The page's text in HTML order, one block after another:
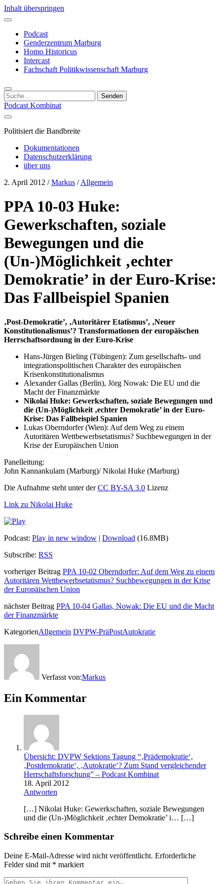
Inhalt überspringen
Podcast
Genderzentrum Marburg
Homo Historicus
Intercast
Fachschaft Politikwissenschaft Marburg
Suchen
nach:
Podcast Kombinat
Politisiert die Bandbreite
Dokumentationen
Datenschutzerklärung
über uns
2. April 2012 /Markus /Allgemein
PPA 10-03 Huke:
Gewerkschaften, soziale
Bewegungen und die
(Un-)Möglichkeit ‚echter
Demokratie’ in der Euro-Krise:
Das Fallbeispiel Spanien
‚Post-Demokratie’, ‚Autoritärer Etatismus’, ‚Neuer
Konstitutionalismus’? Transformationen der europäischen
Herrschaftsordnung in der Euro-Krise
Hans-Jürgen Bieling (Tübingen): Zum gesellschafts- und
integrationspolitischen Charakter des europäischen
Krisenkonstitutionalismus
Alexander Gallas (Berlin), Jörg Nowak: Die EU und die
Macht der Finanzmärkte
Nikolai Huke: Gewerkschaften, soziale Bewegungen und
die (Un-)Möglichkeit ‚echter Demokratie’ in der Euro-
Krise: Das Fallbeispiel Spanien
Lukas Oberndorfer (Wien): Auf dem Weg zu einem
Autoritären Wettbewerbsetatismus? Suchbewegungen in der
Krise der Europäischen Union
Panelleitung:
John Kannankulam (Marburg)/ Nikolai Huke (Marburg)
Die Aufnahme steht unter derCC BY-SA 3.0 Lizenz
Link zu Nikolai Huke
Podcast: Play in new window | Download (16.8MB)
Subscribe: RSS
vorheriger Beitrag PPA 10-02 Oberndorfer: Auf dem Weg zu einem
Autoritären Wettbewerbsetatismus? Suchbewegungen in der Krise
der Europäischen Union
nächster Beitrag PPA 10-04 Gallas, Nowak: Die EU und die Macht
der Finanzmärkte
KategorienAllgemein DVPW-PräPostAutokratie
Verfasst von:Markus
Ein Kommentar
Übersicht: DVPW Sektions Tagung “‚Prädemokratie‘,
‚Postdemokratie‘, ‚Autokratie‘? Zum Stand vergleichender
Herrschaftsforschung” – Podcast Kombinat
18. April 2012
Antworten
[…] Nikolai Huke: Gewerkschaften, soziale Bewegungen
und die (Un-)Möglichkeit ‚echter Demokratie’ i… […]
Schreibe einen Kommentar
Deine E-Mail-Adresse wird nicht veröffentlicht. Erforderliche
Felder sind mit * markiert
Ihr